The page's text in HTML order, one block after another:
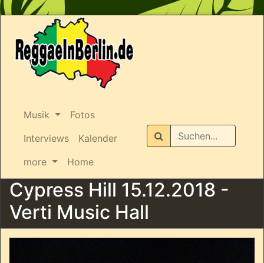
Musik
Fotos
Interviews
Kalender
more
Home
Suchen
Cypress Hill 15.12.2018 -
Verti Music Hall